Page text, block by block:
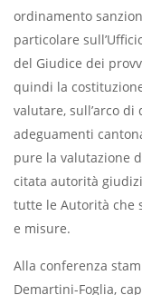
ordinamento
particolare
del Giudice dei
quindi la
valutare, sull’arco di
adeguamenti
pure la valutazione
citata autorità
tutte le Autorità che
e misure.
Alla conferenza
Demartini-Foglia,